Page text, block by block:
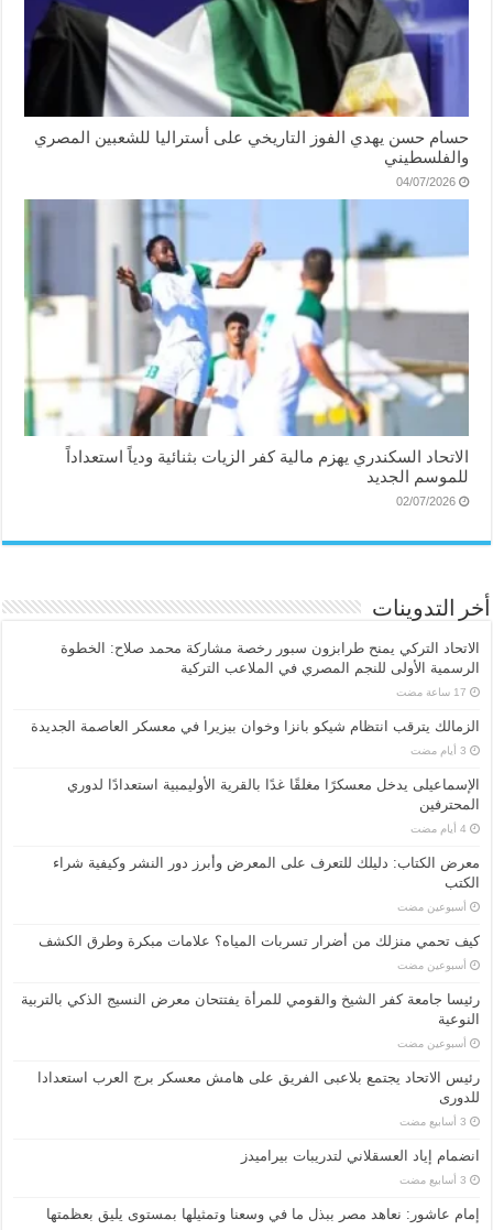
حسام حسن يهدي الفوز التاريخي على أستراليا للشعبين المصري
والفلسطيني
04/07/2026
الاتحاد السكندري يهزم مالية كفر الزيات بثنائية ودياً استعداداً
للموسم الجديد
02/07/2026
أخر التدوينات
الاتحاد التركي يمنح طرابزون سبور رخصة مشاركة محمد صلاح: الخطوة
الرسمية الأولى للنجم المصري في الملاعب التركية
الزمالك يترقب انتظام شيكو بانزا وخوان بيزيرا في معسكر العاصمة الجديدة
الإسماعیلی یدخل معسكرًا مغلقًا غدًا بالقرية الأوليمبية استعدادًا لدوري
المحترفين
معرض الكتاب: دليلك للتعرف على المعرض وأبرز دور النشر وكيفية شراء
الكتب
‏أسبوعين مضت
كيف تحمي منزلك من أضرار تسربات المياه؟ علامات مبكرة وطرق الكشف
‏أسبوعين مضت
رئيسا جامعة كفر الشيخ والقومي للمرأة يفتتحان معرض النسيج الذكي بالتربية
النوعية
‏أسبوعين مضت
رئيس الاتحاد يجتمع بلاعبى الفريق على هامش معسكر برج العرب استعدادا
للدورى
انضمام إياد العسقلاني لتدريبات بيراميدز
إمام عاشور: نعاهد مصر ببذل ما في وسعنا وتمثيلها بمستوى يليق بعظمتها